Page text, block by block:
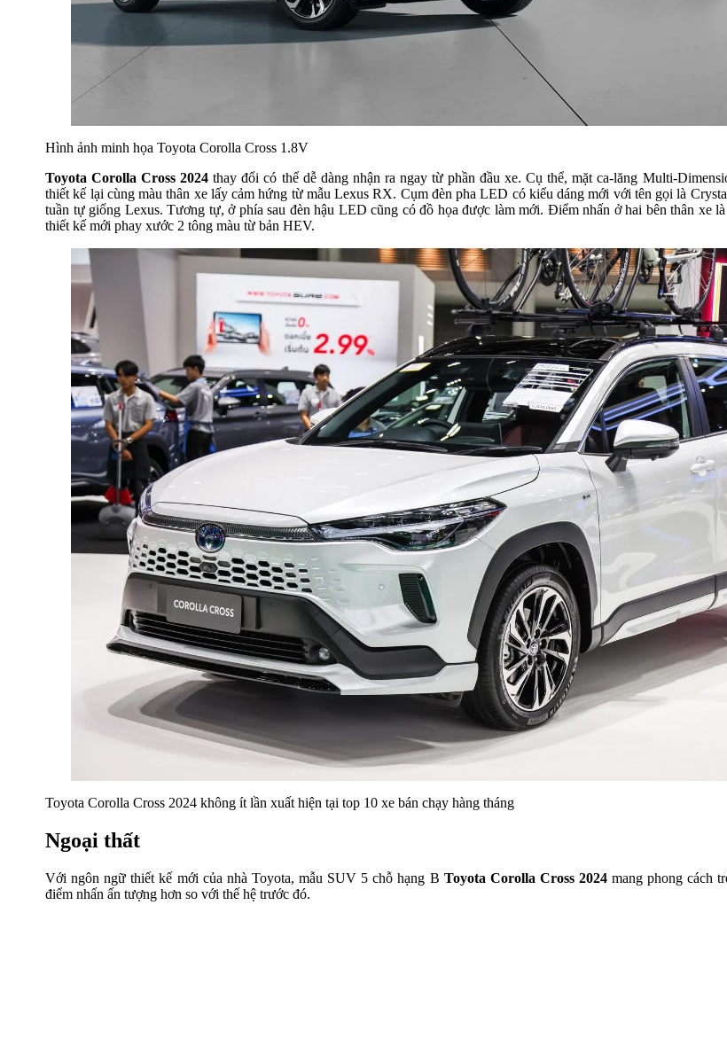
Hình ảnh minh họa Toyota Corolla Cross 1.8V
Toyota Corolla Cross 2024thay đổi có thể dễ dàng nhận ra ngay từ phần đầu xe. Cụ thể, mặt ca-lăng Multi-
thiết kế lại cùng màu thân xe lấy cảm hứng từ mẫu Lexus RX. Cụm đèn pha LED có kiểu dáng mới với tên gọi là
tuần tự giống Lexus. Tương tự, ở phía sau đèn hậu LED cũng có đồ họa được làm mới. Điểm nhấn ở hai bên thân xe
thiết kế mới phay xước 2 tông màu từ bản HEV.
Toyota Corolla Cross 2024 không ít lần xuất hiện tại top 10 xe bán chạy hàng tháng
Ngoại thất
Với ngôn ngữ thiết kế mới của nhà Toyota, mẫu SUV 5 chỗ hạng B Toyota Corolla Cross 2024mang phong cách
điểm nhấn ấn tượng hơn so với thế hệ trước đó.